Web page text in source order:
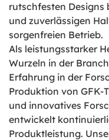
rutschfesten Designs
und zuverlässigen
sorgenfreien Betrieb.
Als leistungsstarker
Wurzeln in der
Erfahrung in der
Produktion von GFK-
und innovatives
entwickelt
Produktleistung.